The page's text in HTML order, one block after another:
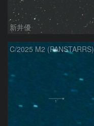
新井優
C/2025 M2 (PANSTARRS)